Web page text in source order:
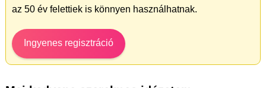
az 50 év felettiek is könnyen használhatnak.
Ingyenes regisztráció